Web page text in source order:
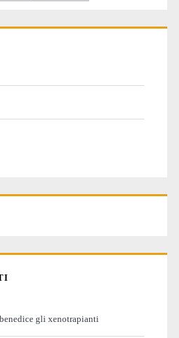
gli xenotrapianti